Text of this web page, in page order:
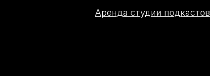
Аренда студии подкастов